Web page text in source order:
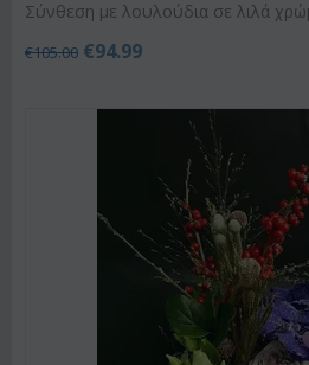
Σύνθεση με λουλούδια σε λιλά
€105.00 €94.99